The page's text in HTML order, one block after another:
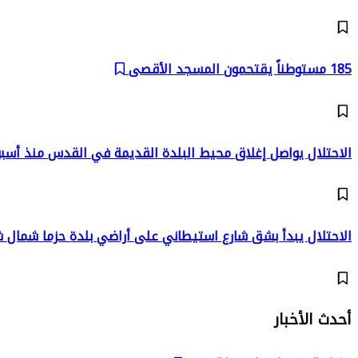
185 مستوطناً يقتحمون المسجد الأقصى
الاحتلال يواصل إغلاق محيط البلدة القديمة في القدس منذ
الاحتلال يبدأ بشق شارع استيطاني على أراضي بلدة حزما
أحدث الأخبار